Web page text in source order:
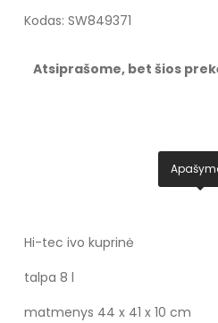
Kodas: SW849371
Atsiprašome, bet šios
Hi-tec ivo kuprinė
talpa 8 l
matmenys 44 x 41 x 10 cm